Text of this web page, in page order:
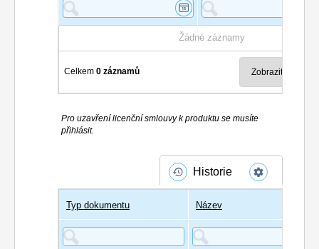
Žádné záznamy
Celkem0 záznamů
Pro uzavření licenční smlouvy k produktu se musíte
přihlásit.
Historie
Typ dokumentu Název